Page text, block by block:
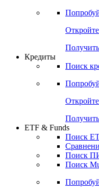
Кредиты
Поиск
ETF & Funds
Поиск
Поиск
Поиск